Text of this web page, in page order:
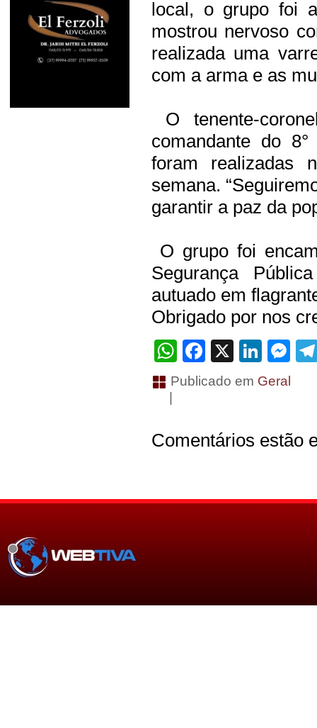
local, o grupo foi
mostrou nervoso
realizada uma
com a arma e as
O tenente-
comandante do
foram realizadas
semana.
garantir a paz da
O grupo foi
Segurança
autuado em
Obrigado por nos
WhatsApp
Facebook
X
Publicado em Geral
Comentários estão